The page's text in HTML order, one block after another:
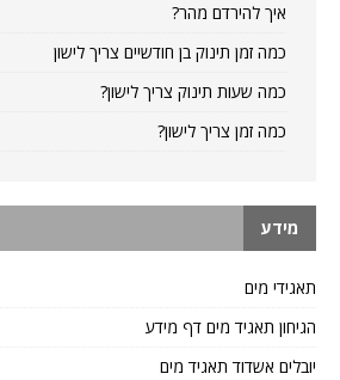
איך להירדם מהר?
כמה זמן תינוק בן חודשיים צריך לישון
כמה שעות תינוק צריך לישון?
כמה זמן צריך לישון?
מידע
תאגידי מים
הגיחון תאגיד מים דף מידע
יובלים אשדוד תאגיד מים